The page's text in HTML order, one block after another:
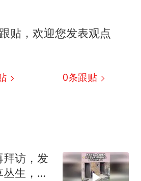
贴，欢迎您发表观点
0条跟贴
拜访，发
生，估